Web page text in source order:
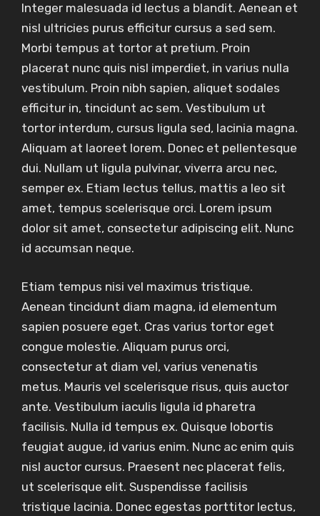
Integer malesuada id lectus a blandit. Aenean et
nisl ultricies purus efficitur cursus a sed sem.
Morbi tempus at tortor at pretium. Proin
placerat nunc quis nisl imperdiet, in varius nulla
vestibulum. Proin nibh sapien, aliquet sodales
efficitur in, tincidunt ac sem. Vestibulum ut
tortor interdum, cursus ligula sed, lacinia magna.
Aliquam at laoreet lorem. Donec et pellentesque
dui. Nullam ut ligula pulvinar, viverra arcu nec,
semper ex. Etiam lectus tellus, mattis a leo sit
amet, tempus scelerisque orci. Lorem ipsum
dolor sit amet, consectetur adipiscing elit. Nunc
id accumsan neque.
Etiam tempus nisi vel maximus tristique.
Aenean tincidunt diam magna, id elementum
sapien posuere eget. Cras varius tortor eget
congue molestie. Aliquam purus orci,
consectetur at diam vel, varius venenatis
metus. Mauris vel scelerisque risus, quis auctor
ante. Vestibulum iaculis ligula id pharetra
facilisis. Nulla id tempus ex. Quisque lobortis
feugiat augue, id varius enim. Nunc ac enim quis
nisl auctor cursus. Praesent nec placerat felis,
ut scelerisque elit. Suspendisse facilisis
tristique lacinia. Donec egestas porttitor lectus,